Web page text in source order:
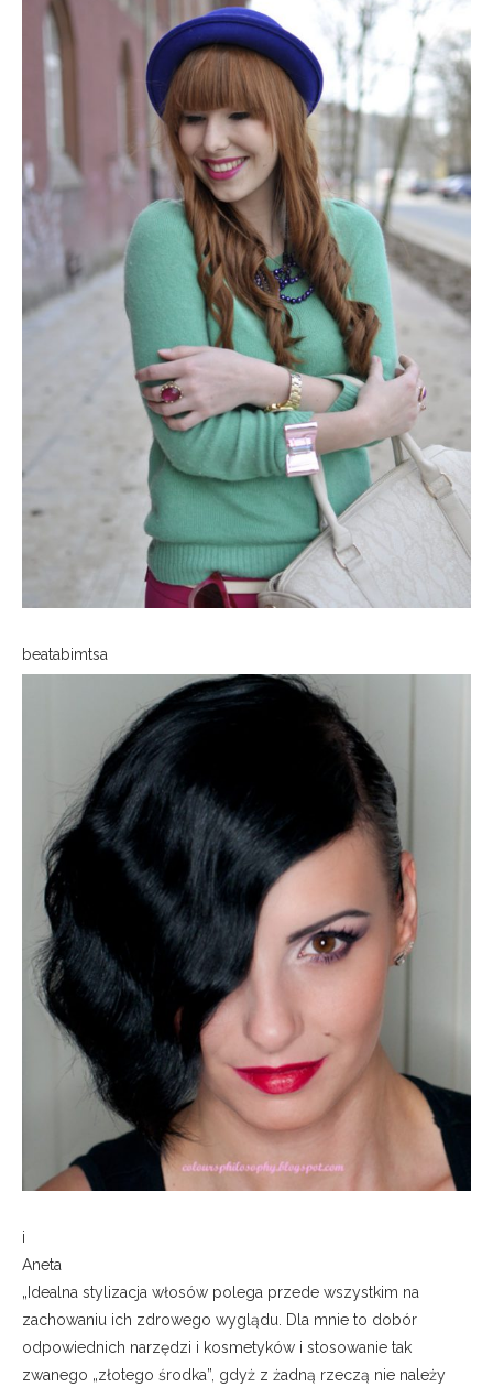
beatabimtsa
i
Aneta
„Idealna stylizacja włosów polega przede wszystkim na
zachowaniu ich zdrowego wyglądu. Dla mnie to dobór
odpowiednich narzędzi i kosmetyków i stosowanie tak
zwanego „złotego środka”, gdyż z żadną rzeczą nie należy